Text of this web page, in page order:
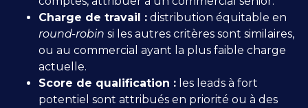
Charge de travail : distribution équitable en
round-robin si les autres critères sont similaires,
ou au commercial ayant la plus faible charge
actuelle.
Score de qualification : les leads à fort
potentiel sont attribués en priorité ou à des